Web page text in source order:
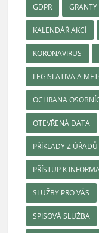
GDPR
KALENDÁŘ AKCÍ
KORONAVIRUS
LEGISLATIVA A
OCHRANA
OTEVŘENÁ DATA
PŘÍKLADY Z ÚŘADŮ
PŘÍSTUP K
SLUŽBY PRO VÁS
SPISOVÁ SLUŽBA